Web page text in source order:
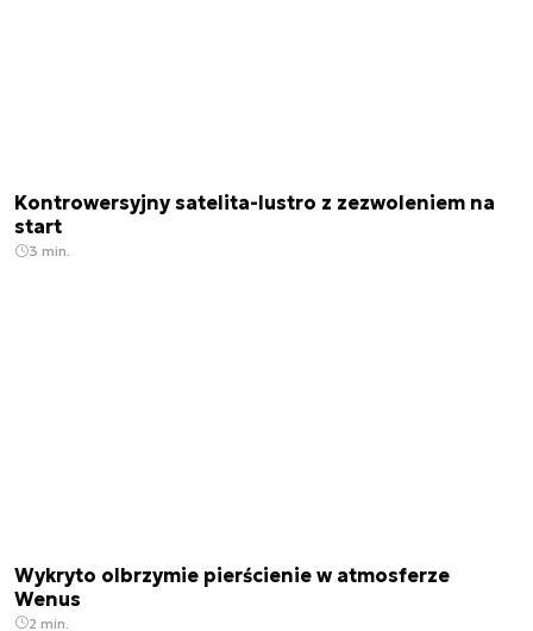
Kontrowersyjny satelita-lustro z zezwoleniem na
start
3 min.
Wykryto olbrzymie pierścienie w atmosferze
Wenus
2 min.